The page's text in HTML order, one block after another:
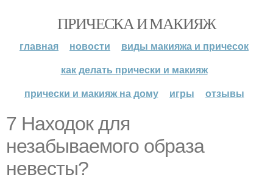
ПРИЧЕСКА И МАКИЯЖ
главная новости
виды макияжа и причесок
как делать прически и макияж
прически и макияж на дому
игры отзывы
7 Находок для
незабываемого образа
невесты?